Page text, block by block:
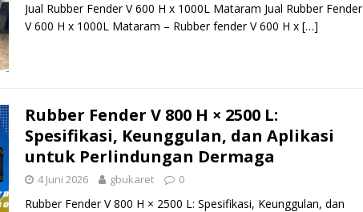
Jual Rubber Fender V 600 H x 1000L Mataram Jual Rubber Fender
V 600 H x 1000L Mataram – Rubber fender V 600 H x […]
Rubber Fender V 800 H × 2500 L:
Spesifikasi, Keunggulan, dan Aplikasi
untuk Perlindungan Dermaga
4 Juni 2026 gbukaret 0
Rubber Fender V 800 H × 2500 L: Spesifikasi, Keunggulan, dan